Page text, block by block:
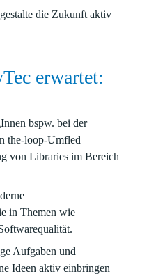
die Zukunft aktiv
erwartet:
bspw. bei der
the-loop-Umfled
von Libraries im Bereich
in Themen wie
Aufgaben und
Ideen aktiv einbringen